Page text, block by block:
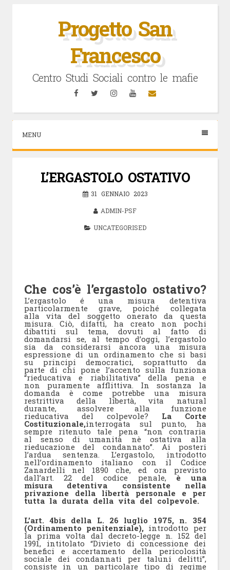
Progetto San
Francesco
Centro Studi Sociali contro le mafie
FacebookTwitterInstagramYouTubeEmail
MENU
L’ERGASTOLO OSTATIVO
31 GENNAIO 2023
ADMIN-PSF
UNCATEGORISED
Che cos’è l’ergastolo ostativo?
L’ergastolo é una misura detentiva
particolarmente grave, poiché collegata
alla vita del soggetto onerato da questa
misura. Ciò, difatti, ha creato non pochi
dibattiti sul tema, dovuti al fatto di
domandarsi se, al tempo d’oggi, l’ergastolo
sia da considerarsi ancora una misura
espressione di un ordinamento che si basi
su principi democratici, soprattutto da
parte di chi pone l’accento sulla funziona
“rieducativa e riabilitativa” della pena e
non puramente afflittiva. In sostanza la
domanda è come potrebbe una misura
restrittiva della libertà, vita natural
durante, assolvere alla funzione
rieducativa del colpevole? La Corte
Costituzionale,interrogata sul punto, ha
sempre ritenuto tale pena “non contraria
al senso di umanità nè ostativa alla
rieducazione del condannato”. Ai posteri
l’ardua sentenza. L’ergastolo, introdotto
nell’ordinamento italiano con il Codice
Zanardelli nel 1890 che, ed ora previsto
dall’art. 22 del codice penale,è una
misura detentiva consistente nella
privazione della libertà personale e per
tutta la durata della vita del colpevole.
L’art. 4bis della L. 26 luglio 1975, n. 354
(Ordinamento penitenziale),introdotto per
la prima volta dal decreto-legge n. 152 del
1991, intitolato “Divieto di concessione dei
benefici e accertamento della pericolosità
sociale dei condannati per taluni delitti”,
consiste in un particolare tipo di regime